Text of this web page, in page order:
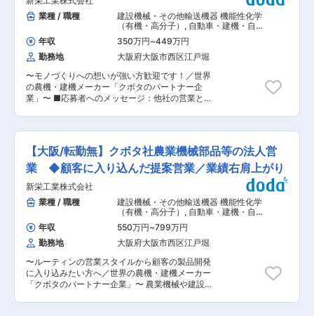
業界トップクラス企業！ ・業界最高水準の技術力
を有しています！ 変更の範囲：会社の定める業
と直接接するため、感謝の言葉をいただけるやり
がいのある仕事です。 【キッチン業務】調理場で
の仕込み、盛付け、品質チェック、食材の発注・
在庫・原価管理、衛生管理（HACCPや保健所基
準の順守）など、調理全般を担当します。 【店舗
運営業務】人財の採用・育成、スタッフ教育・評
価、売上・コスト・利益の管理、フードロス削減
やコストコントロールなど、運営面も幅広く経験
できます。 ■扱うサービス 「薩摩 牛の蔵」
「BeBu-Ya」「黒毛和牛焼肉にくじろう」など、
フが中心となって活躍しており、チームワークを
大切に働く環境です。 現在料理長候補が不足して
いるため、より顧客に高品質なサービスを提供す
る人員を求めております。 ■業務の魅力 目標達
成時の達成感や常連のお客様との信頼関係、イベ
ント時の一体感など、やりがいを実感できる職場
制・週休2日制でプライベートも充実。食事補助
や従業員割引も利用可能です。 ■キャリアパス
料理長の他、店長やエリアマネージャーへの昇進
など、実力に応じてキャリアアップが可能です。
その他、店舗管理力・マネジメント力・顧客対応
力・コミュニーション力などのスキルを身に着け
食材と落ち着いた空間を大切に、おもてなしの心
業種 / 職種
建設機械・その他輸送機器 機能性化学
（有機・高分子） , 自動車・建機・自動
車部品営業（国内） 原料・素材・化学
製品営業（国内）
年収 350万円~449万円
勤務地
大阪府大阪市西区江戸堀
〜モノづくりへの想いが強い方歓迎です！／世界
の農機・建機メーカー「クボタのパートナー企
業」〜 ■応募者へのメッセージ：他社の営業と違
も大きいです。企業と密に連携し、完成した製品
を見るととてもやりがいを感じれます◎ ■業務内
容：農業機械や建設機械などに幅広く使用されて
いるプラスチック製品、部品等の提案営業を行い
ます。 ＜詳細＞ ・主にクボタ社を対応 ・出張：
大阪府内で、月に1〜2回程北関東〜中国地方など
に出張 ■組織構成：4名（30代がメインとなって
活躍しております） ■当社の製品について： ・
クボタ社：農業機器や建設機械、トラクターにあ
る部品。例えば天井部分、フロント部分など数万
点以上 ・スーパーの野菜の陳列棚 ・コンビニの
ちまでは先輩と同行します。 研修を手厚くしてお
り１人前になるためには３年ほどかかるため、そ
れまで先輩の一部の業務を行い習得を目指しま
す。 また頑張っている方にはしっかりと給与に反
【大阪/転勤無】クボタ社農業機械部品等の法人営
業 ◆顧客に入り込んだ提案営業／業績右肩上がり
新栄工業株式会社
業種 / 職種
建設機械・その他輸送機器 機能性化学
（有機・高分子） , 自動車・建機・自動
車部品営業（国内） 原料・素材・化学
製品営業（国内）
年収 550万円~799万円
勤務地
大阪府大阪市西区江戸堀
〜ルーティンの営業スタイルから顧客の製品開発
に入り込みたい方へ／世界の農機・建機メーカー
「クボタのパートナー企業」〜 農業機械や建設機